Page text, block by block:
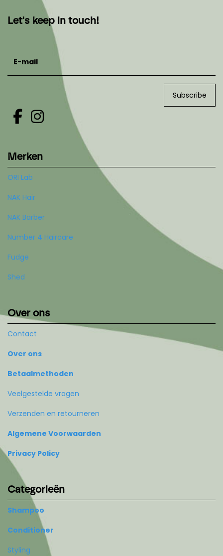
Let's keep in touch!
Subscribe
Merken
ORI Lab
NAK Hair
NAK Barber
Number 4 Haircare
Fudge
Shed
Over ons
Contact
Over ons
Betaalmethoden
Veelgestelde vragen
Verzenden en retourneren
Algemene Voorwaarden
Privacy Policy
Categorieën
Shampoo
Conditioner
Styling